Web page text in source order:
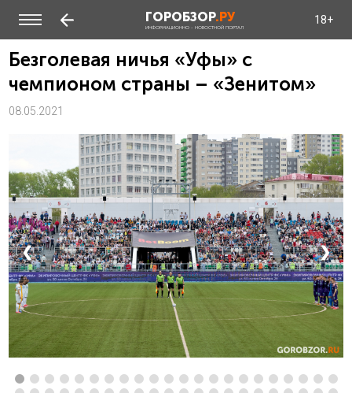
ГОРОБЗОР.РУ
ИНФОРМАЦИОННО - НОВОСТНОЙ ПОРТАЛ
18+
Безголевая ничья «Уфы» с
чемпионом страны – «Зенитом»
08.05.2021
❮ ❯